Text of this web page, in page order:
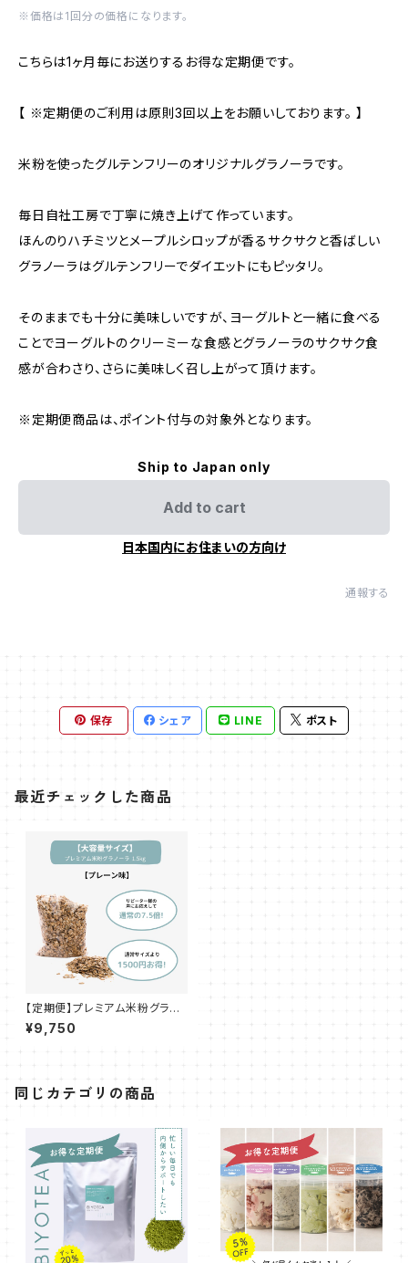
※価格は1回分の価格になります。
こちらは1ヶ月毎にお送りするお得な定期便です。
【 ※定期便のご利用は原則3回以上をお願いしております。 】
米粉を使ったグルテンフリーのオリジナルグラノーラです。
毎日自社工房で丁寧に焼き上げて作っています。
ほんのりハチミツとメープルシロップが香るサクサクと香ばしい
グラノーラはグルテンフリーでダイエットにもピッタリ。
そのままでも十分に美味しいですが、ヨーグルトと一緒に食べる
ことでヨーグルトのクリーミーな食感とグラノーラのサクサク食
感が合わさり、さらに美味しく召し上がって頂けます。
※定期便商品は、ポイント付与の対象外となります。
Ship to Japan only
Add to cart
日本国内にお住まいの方向け
通報する
保存 シェア LINE ポスト
最近チェックした商品
【定期便】プレミアム米粉グラノ
ーラ プレーン1.5kg
¥9,750
同じカテゴリの商品